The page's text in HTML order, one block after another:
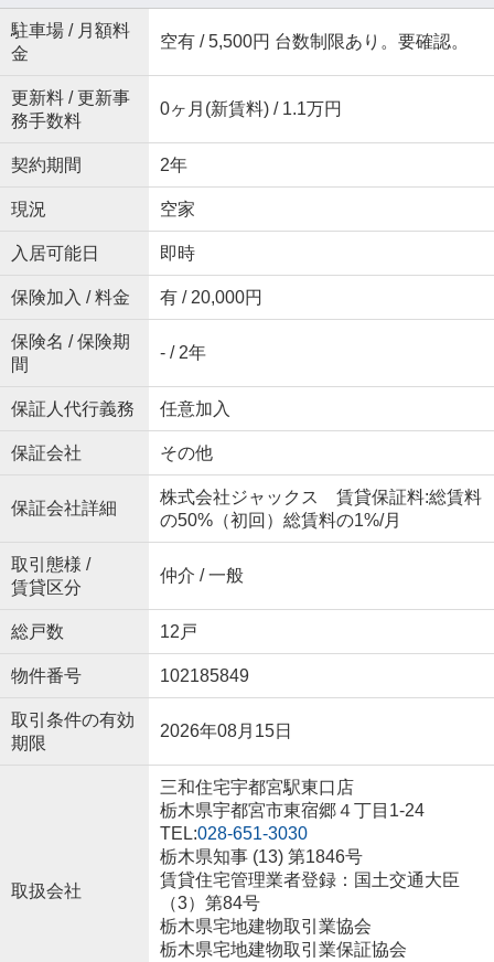
駐車場 / 月額料
金
空有 / 5,500円 台数制限あり。要確認。
更新料 / 更新事
務手数料
0ヶ月(新賃料) / 1.1万円
契約期間 2年
現況 空家
入居可能日 即時
保険加入 / 料金 有 / 20,000円
保険名 / 保険期
間
- / 2年
保証人代行義務 任意加入
保証会社 その他
保証会社詳細
株式会社ジャックス 賃貸保証料:総賃料
の50%（初回）総賃料の1%/月
取引態様 /
賃貸区分
仲介 / 一般
総戸数 12戸
物件番号 102185849
取引条件の有効
期限
2026年08月15日
取扱会社
三和住宅宇都宮駅東口店
栃木県宇都宮市東宿郷４丁目1-24
TEL:028-651-3030
栃木県知事 (13) 第1846号
賃貸住宅管理業者登録：国土交通大臣
（3）第84号
栃木県宅地建物取引業協会
栃木県宅地建物取引業保証協会